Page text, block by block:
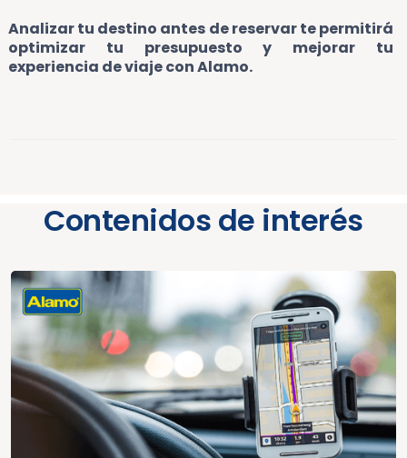
Analizar tu destino antes de reservar te permitirá
optimizar tu presupuesto y mejorar tu
experiencia de viaje con Alamo.
Contenidos de interés